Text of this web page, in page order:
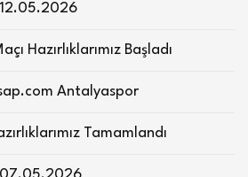
Hazırlıklarımız Başladı
Antalyaspor
Tamamlandı